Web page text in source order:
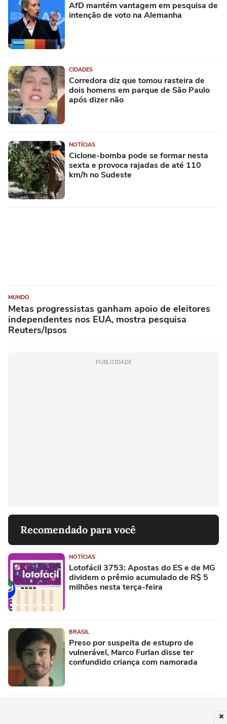
AfD mantém vantagem em pesquisa de
intenção de voto na Alemanha
CIDADES
Corredora diz que tomou rasteira de
dois homens em parque de São Paulo
após dizer não
NOTÍCIAS
Ciclone-bomba pode se formar nesta
sexta e provoca rajadas de até 110
km/h no Sudeste
MUNDO
Metas progressistas ganham apoio de eleitores
independentes nos EUA, mostra pesquisa
Reuters/Ipsos
PUBLICIDADE
Recomendado para você
NOTÍCIAS
Lotofácil 3753: Apostas do ES e de MG
dividem o prêmio acumulado de R$ 5
milhões nesta terça-feira
BRASIL
Preso por suspeita de estupro de
vulnerável, Marco Furlan disse ter
confundido criança com namorada